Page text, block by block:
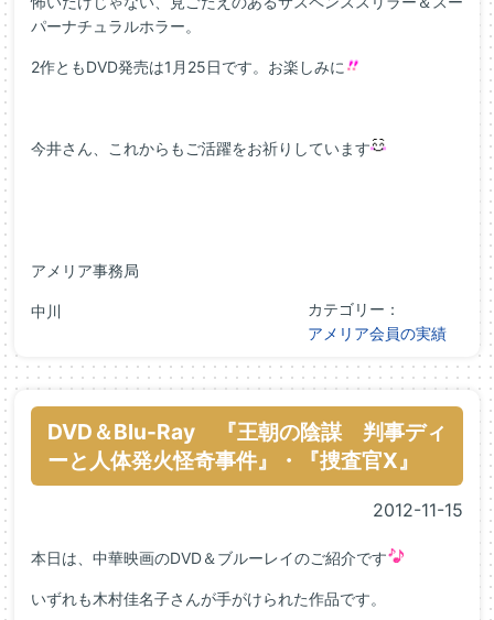
パーナチュラルホラー。
2作ともDVD発売は1月25日です。お楽しみに
今井さん、これからもご活躍をお祈りしています
アメリア事務局
中川
カテゴリー：
アメリア会員の実績
DVD＆Blu-Ray 『王朝の陰謀 判事ディ
ーと人体発火怪奇事件』・『捜査官X』
2012-11-15
本日は、中華映画のDVD＆ブルーレイのご紹介です
いずれも木村佳名子さんが手がけられた作品です。